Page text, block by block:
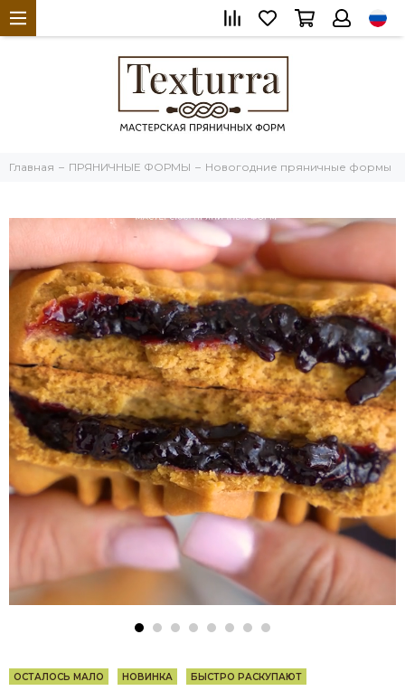
Главная ПРЯНИЧНЫЕ ФОРМЫ Новогодние пряничные формы
ОСТАЛОСЬ МАЛО НОВИНКА БЫСТРО РАСКУПАЮТ